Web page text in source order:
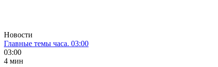
Новости
Главные темы часа. 03:00
03:00
4 мин